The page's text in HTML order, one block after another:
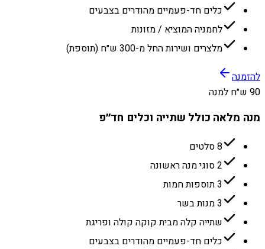
כלים חד-פעמיים מהודרים בצבעים
לחמניה המוציא / מזונות
מלצרים ושירות החל מ-300 ש״ח (תוספת)
להזמנה
90 ש״ח למנה
מנה מלאה כולל שתייה וכלים חד״פ
8 סלטים
2 סוגי מנה ראשונה
3 תוספות חמות
3 מנות בשר
שתייה קלה מבית קוקה קולה ופריגת
כלים חד-פעמיים מהודרים בצבעים